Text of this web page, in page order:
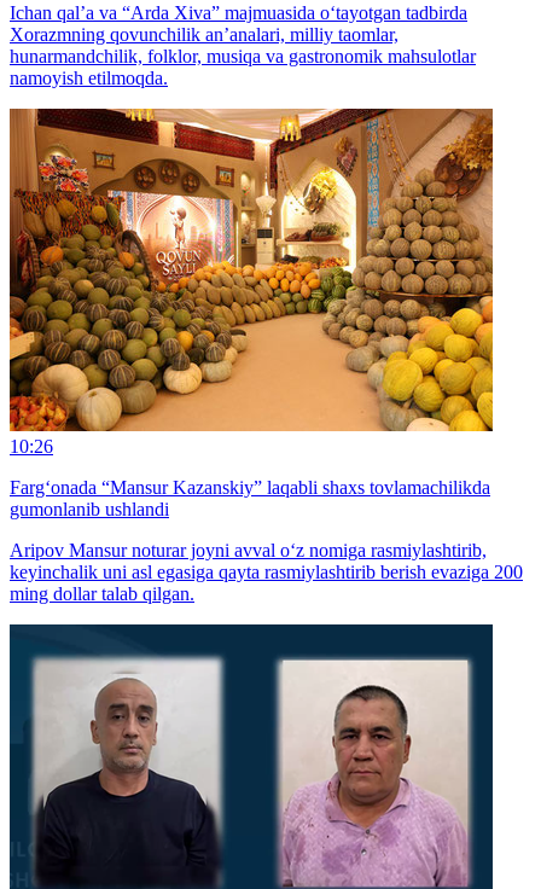
Ichan qal’a va “Arda Xiva” majmuasida o‘tayotgan tadbirda
Xorazmning qovunchilik an’analari, milliy taomlar,
hunarmandchilik, folklor, musiqa va gastronomik mahsulotlar
namoyish etilmoqda.
10:26
Farg‘onada “Mansur Kazanskiy” laqabli shaxs tovlamachilikda
gumonlanib ushlandi
Aripov Mansur noturar joyni avval o‘z nomiga rasmiylashtirib,
keyinchalik uni asl egasiga qayta rasmiylashtirib berish evaziga 200
ming dollar talab qilgan.